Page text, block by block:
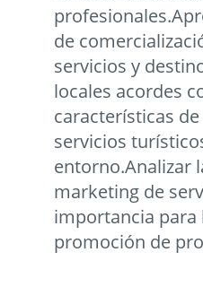
de
servicios y
locales acordes
características
servicios
entorno.Analizar
marketing de
importancia para
promoción de